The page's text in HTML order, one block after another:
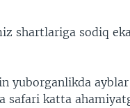
shartlariga sodiq
yuborganlikda
safari katta